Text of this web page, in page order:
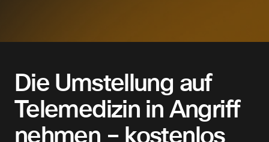
Die Umstellung auf
Telemedizin in Angriff